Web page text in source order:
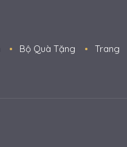
Bộ Quà Tặng Trang